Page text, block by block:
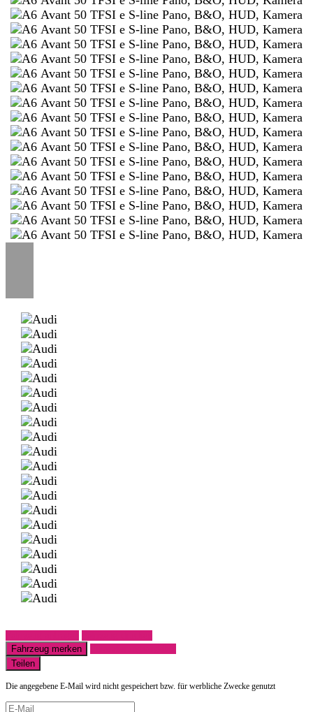
Fahrzeug merken
Teilen
Die angegebene E-Mail wird nicht gespeichert bzw. für werbliche Zwecke genutzt